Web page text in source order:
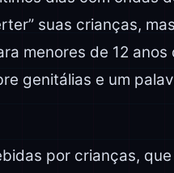
suas crianças,
menores de 12
genitálias e um
por crianças,